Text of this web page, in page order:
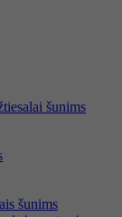
šunims
šunims